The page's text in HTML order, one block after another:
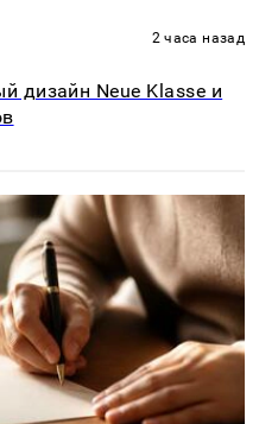
2 часа назад
дизайн Neue Klasse и